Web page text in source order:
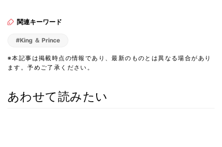
関連キーワード
#King ＆ Prince
※本記事は掲載時点の情報であり、最新のものとは異なる場合があり
ます。予めご了承ください。
あわせて読みたい